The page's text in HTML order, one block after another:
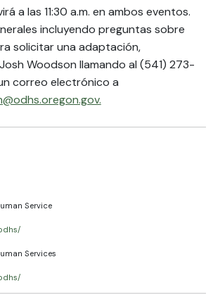
a las 11:30 a.m. en ambos eventos.
incluyendo preguntas sobre
solicitar una adaptación,
Woodson llamando al (541) 273-
correo electrónico a
Service
Services